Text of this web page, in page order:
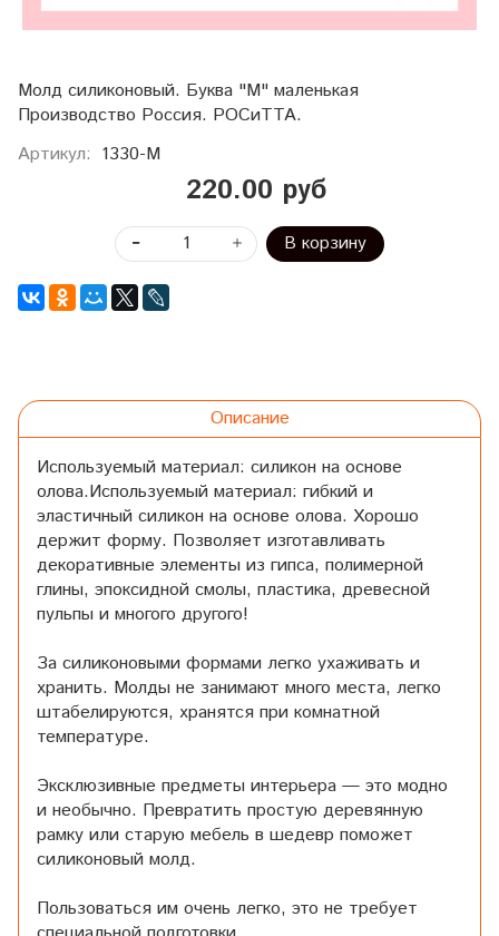
Молд силиконовый. Буква "М" маленькая
Производство Россия. РОСиТТА.
Артикул: 1330-М
220.00 руб
В корзину
Описание
Используемый материал: силикон на основе
олова.Используемый материал: гибкий и
эластичный силикон на основе олова. Хорошо
держит форму. Позволяет изготавливать
декоративные элементы из гипса, полимерной
глины, эпоксидной смолы, пластика, древесной
пульпы и многого другого!
За силиконовыми формами легко ухаживать и
хранить. Молды не занимают много места, легко
штабелируются, хранятся при комнатной
температуре.
Эксклюзивные предметы интерьера — это модно
и необычно. Превратить простую деревянную
рамку или старую мебель в шедевр поможет
силиконовый молд.
Пользоваться им очень легко, это не требует